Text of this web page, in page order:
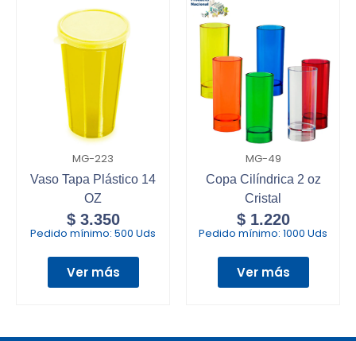
MG-223
Vaso Tapa Plástico 14
OZ
$3.350
Pedido mínimo: 500 Uds
Ver más
MG-49
Copa Cilíndrica 2 oz
Cristal
$1.220
Pedido mínimo: 1000 Uds
Ver más